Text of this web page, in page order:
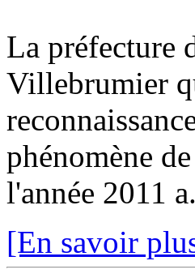
La préfecture
Villebrumier
phénomène
l'année 2011
[En savoir